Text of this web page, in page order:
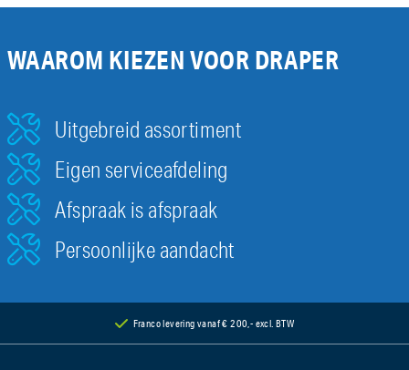
WAAROM KIEZEN VOOR DRAPER
Uitgebreid assortiment
Eigen serviceafdeling
Afspraak is afspraak
Persoonlijke aandacht
Franco levering vanaf € 200,- excl. BTW